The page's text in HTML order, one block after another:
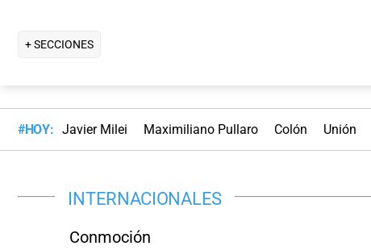
+ SECCIONES
#HOY: Javier Milei Maximiliano Pullaro Colón Unión
INTERNACIONALES
Conmoción